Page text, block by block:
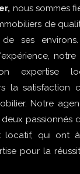
nous sommes
de
ses
expertise
la satisfaction
Notre
passionnés
locatif, qui ont
pour la